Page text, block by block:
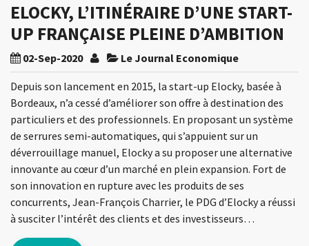
ELOCKY, L’ITINÉRAIRE D’UNE START-
UP FRANÇAISE PLEINE D’AMBITION
02-Sep-2020 Le Journal Economique
Depuis son lancement en 2015, la start-up Elocky, basée à
Bordeaux, n’a cessé d’améliorer son offre à destination des
particuliers et des professionnels. En proposant un système
de serrures semi-automatiques, qui s’appuient sur un
déverrouillage manuel, Elocky a su proposer une alternative
innovante au cœur d’un marché en plein expansion. Fort de
son innovation en rupture avec les produits de ses
concurrents, Jean-François Charrier, le PDG d’Elocky a réussi
à susciter l’intérêt des clients et des investisseurs…